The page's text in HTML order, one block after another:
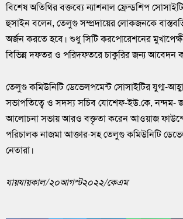
বিশেষ অতিথির বক্তব্যে ন্যাশনাল ফ্রেন্ডশিপ
হুসাইন বলেন, তেলুগু সম্প্রদায়ের লোকজনকে
অর্জন করতে হবে। শুধু সিটি করপোরেশনের
বিভিন্ন দফতর ও পরিদফতরে চাকুরির জন্য আবেদন
তেলুগু কমিউনিটি ডেভেলপমেন্ট সোসাইটির যুগ্ম-
সভাপতিত্বে ও সদস্য সচিব যোশেফ-ইউ.কে, নন্দম-
আলোচনা সভায় আরও বক্তৃতা করেন আওয়াজ
পরিচালক নাজমা আক্তার-সহ তেলুগু কমিউনিটি
নেতারা।
যায়যায়কাল/২০আগস্ট২০২২/কেএম